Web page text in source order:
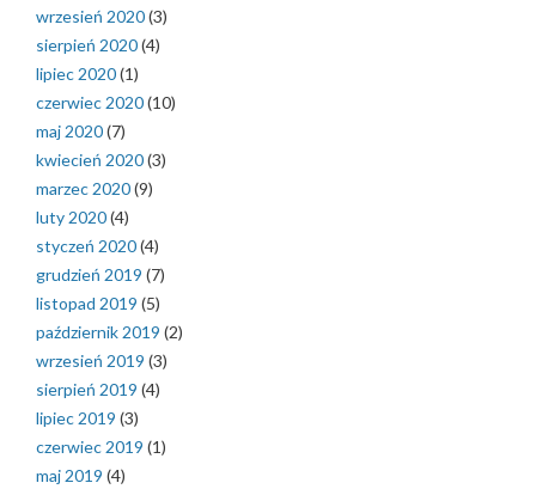
wrzesień 2020(3)
sierpień 2020(4)
lipiec 2020(1)
czerwiec 2020(10)
maj 2020(7)
kwiecień 2020(3)
marzec 2020(9)
luty 2020(4)
styczeń 2020(4)
grudzień 2019 (7)
listopad 2019 (5)
październik 2019 (2)
wrzesień 2019 (3)
sierpień 2019 (4)
lipiec 2019 (3)
czerwiec 2019 (1)
maj 2019 (4)